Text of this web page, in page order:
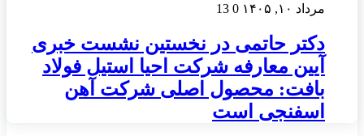
مرداد ۱۰, ۱۴۰۵ 0
13
دکتر حاتمی در نخستین نشست خبری
آیین معارفه شرکت احیا استیل فولاد
بافت: محصول اصلی شرکت آهن
اسفنجی است